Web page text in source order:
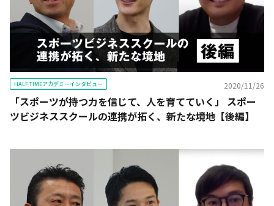
HALF TIMEアカデミーインタビュー 2020/11/26
「スポーツが持つ力を信じて、人を育てていく」 スポー
ツビジネススクールの連携が拓く、新たな境地【後編】